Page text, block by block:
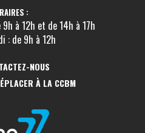
:
à 12h et de 14h à 17h
: de 9h à 12h
NOUS
À LA CCBM